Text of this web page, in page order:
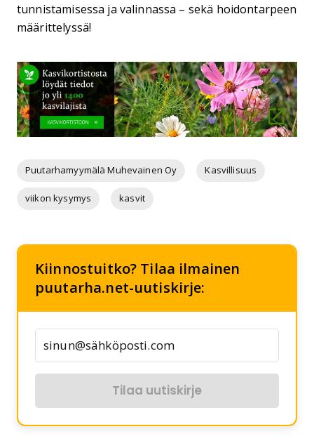
tunnistamisessa ja valinnassa – sekä hoidontarpeen
määrittelyssä!
Puutarhamyymälä Muhevainen Oy Kasvillisuus
viikon kysymys kasvit
Kiinnostuitko? Tilaa ilmainen
puutarha.net-uutiskirje:
Tilaa uutiskirje